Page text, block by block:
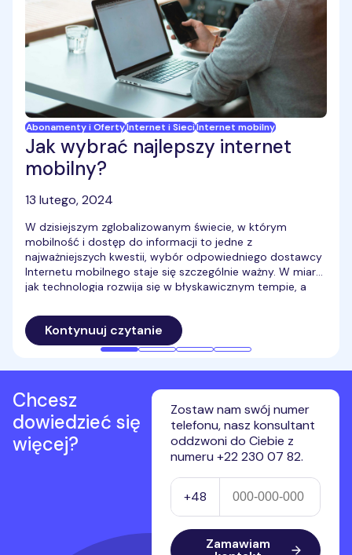
Abonamenty i OfertyInternet i SieciInternet mobilny
Jak wybrać najlepszy internet
mobilny?
13 lutego, 2024
W dzisiejszym zglobalizowanym świecie, w którym
mobilność i dostęp do informacji to jedne z
najważniejszych kwestii, wybór odpowiedniego dostawcy
Internetu mobilnego staje się szczególnie ważny. W miarę
jak technologia rozwija się w błyskawicznym tempie, a
nie tylko od prędkości i dostępności, ale także
kompatybilności z nowoczesnymi technologiami,
stabilności sygnału oraz elastyczności umów. Przed
najnowsze trendy, aby zapewnić sobie optymalne
połączenie we wszystkich warunkach. Sprawdź, jaki
będzie najlepszy mobilny Internet w 2026 roku.
Kontynuuj czytanie
Chcesz
dowiedzieć się
więcej?
Zostaw nam swój numer
telefonu, nasz konsultant
oddzwoni do Ciebie z
numeru +22 230 07 82.
Numer telefonu
+48
Zamawiam